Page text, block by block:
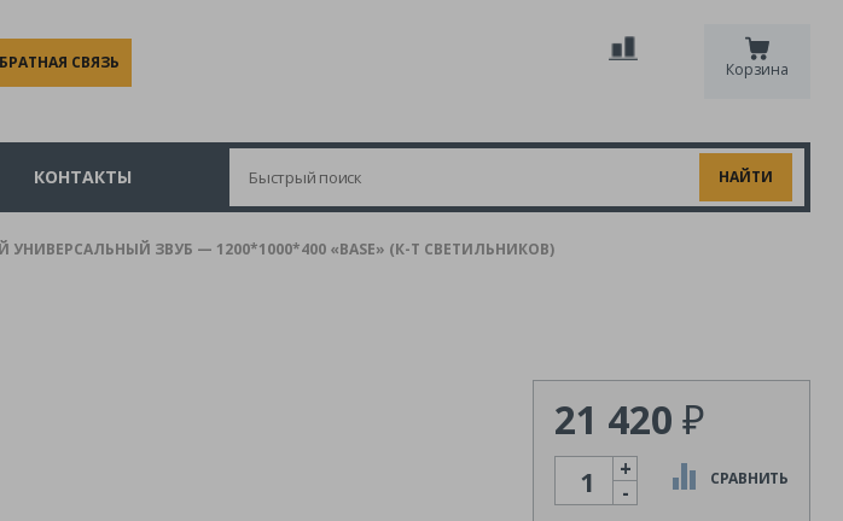
СВЯЗЬ Корзина
КОНТАКТЫ
ЗВУБ — 1200*1000*400 «BASE» (К-Т СВЕТИЛЬНИКОВ)
21 420 ₽
Количество
-
+ СРАВНИТЬ